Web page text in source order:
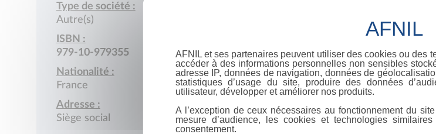
Type de société :
Autre(s)
ISBN :
979-10-979355
Nationalité :
France
Adresse :
Siège social
AFNIL et ses partenaires peuvent utiliser des cookies ou des
accéder à des informations personnelles non sensibles
adresse IP, données de navigation, données de
statistiques d’usage du site, produire des données
utilisateur, développer et améliorer nos produits.
A l’exception de ceux nécessaires au fonctionnement du
mesure d’audience, les cookies et technologies
consentement.